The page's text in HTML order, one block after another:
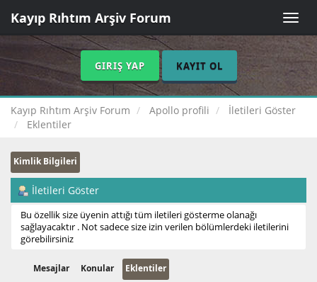
Toggle
Kayıp Rıhtım Arşiv Forum
GIRIŞ YAP KAYIT OL
Kayıp Rıhtım Arşiv Forum Apollo profili
İletileri Göster
Eklentiler
Kimlik Bilgileri
İletileri Göster
Bu özellik size üyenin attığı tüm iletileri gösterme olanağı
sağlayacaktır . Not sadece size izin verilen bölümlerdeki iletilerini
görebilirsiniz
Mesajlar Konular Eklentiler